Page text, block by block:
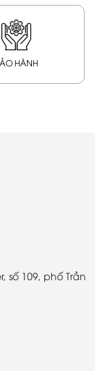
HÀNH
số 109, phố Trần